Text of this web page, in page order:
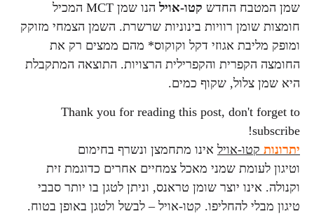
החדשקטו-אויל
הנו שמן MCT המכיל
שומן רוויות בינוניות שרשרת. השמן הצמחי מזוקק
מליבת אגוזי דקל וקוקוס* מהם ממצים רק את
הקפרית והקפרילית הרצויות. התוצאה המתקבלת
צלול, שקוף כמים.
Thank you for reading this post, don't
קטו-אויל אינו מתחמצן ונשרף בחימום
שמני מאכל צמחיים אחרים כדוגמת זית
אינו יוצר שומן טראנס, וניתן לטגן בו יותר סבבי
להחליפו. קטו-אויל – לבשל ולטגן באופן בטוח.